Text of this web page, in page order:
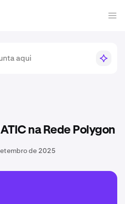
na Rede Polygon
de 2025